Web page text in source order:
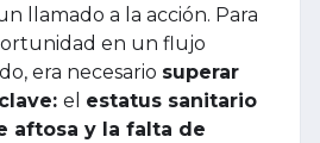
llamado a la acción. Para
en un flujo
era necesario superar
el estatus sanitario
aftosa y la falta de